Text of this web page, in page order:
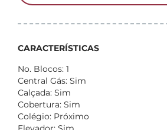
CARACTERÍSTICAS
No. Blocos: 1
Central Gás: Sim
Calçada: Sim
Cobertura: Sim
Colégio: Próximo